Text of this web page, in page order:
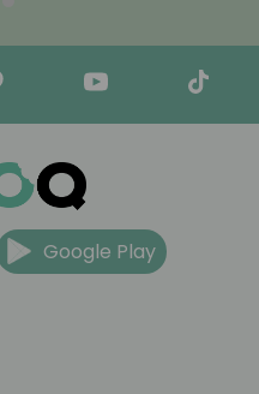
Google Play